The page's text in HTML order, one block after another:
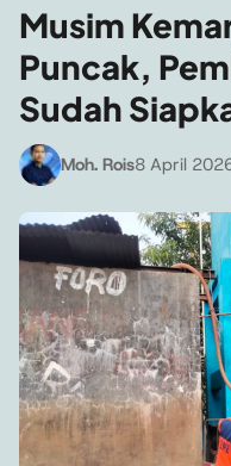
Musim
Puncak,
Sudah
Moh. Rois8 April